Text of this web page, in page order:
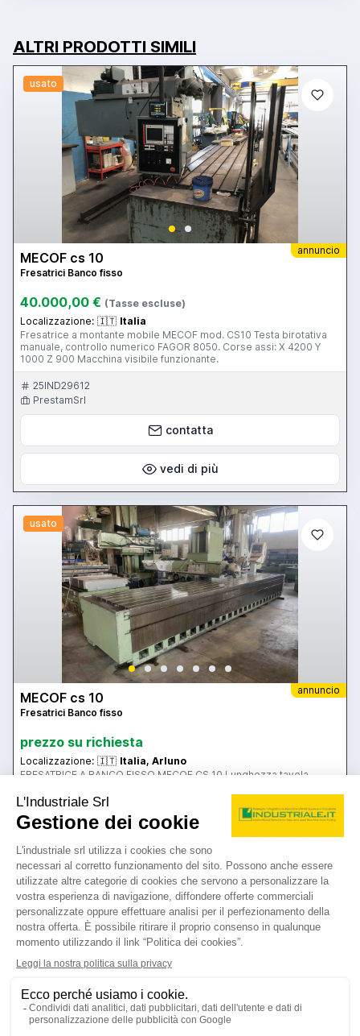
ALTRI PRODOTTI SIMILI
usato
annuncio
MECOF cs 10
Fresatrici Banco fisso
40.000,00 € (Tasse escluse)
Localizzazione: 🇮🇹 Italia
Fresatrice a montante mobile MECOF mod. CS10 Testa birotativa
manuale, controllo numerico FAGOR 8050. Corse assi: X 4200 Y
1000 Z 900 Macchina visibile funzionante.
25IND29612
PrestamSrl
contatta
vedi di più
usato
annuncio
MECOF cs 10
Fresatrici Banco fisso
prezzo su richiesta
Localizzazione: 🇮🇹 Italia, Arluno
FRESATRICE A BANCO FISSO MECOF CS 10 Lunghezza tavola
montante 4.300 mm. Corsa verticale testa 1.200 mm. Corsa
trasversale ram 970 mm. Velocita’ rotazione mandrino - N. 27; 35 -
2.000 g/min. Cono mandrino ISO 50 Potenza motore mandrino 18
hp. Peso totale 16 tonn. Completa di: - visualizzatore - testa a
fresare universale
26IND49023
4.1
9
contatta
vedi di più